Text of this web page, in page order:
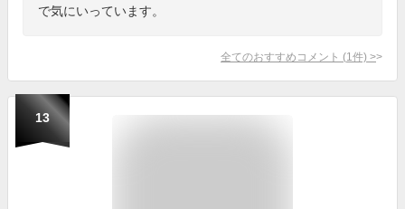
で気にいっています。
全てのおすすめコメント (1 件) >
13